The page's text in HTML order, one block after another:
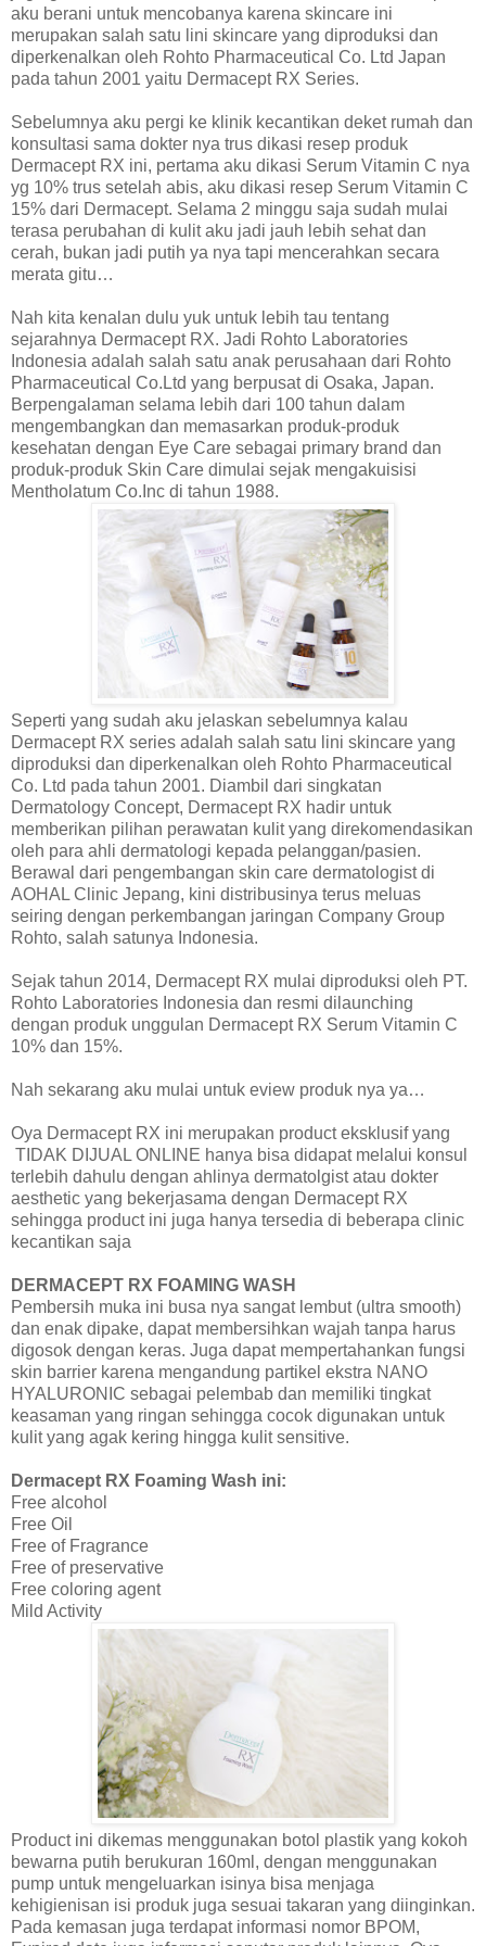
aku berani untuk mencobanya karena skincare ini
merupakan salah satu lini skincare yang diproduksi dan
diperkenalkan oleh Rohto Pharmaceutical Co. Ltd Japan
pada tahun 2001 yaitu Dermacept RX Series.
Sebelumnya aku pergi ke klinik kecantikan deket rumah dan
konsultasi sama dokter nya trus dikasi resep produk
Dermacept RX ini, pertama aku dikasi Serum Vitamin C nya
yg 10% trus setelah abis, aku dikasi resep Serum Vitamin C
15% dari Dermacept. Selama 2 minggu saja sudah mulai
terasa perubahan di kulit aku jadi jauh lebih sehat dan
cerah, bukan jadi putih ya nya tapi mencerahkan secara
merata gitu…
Nah kita kenalan dulu yuk untuk lebih tau tentang
sejarahnya Dermacept RX. Jadi Rohto Laboratories
Indonesia adalah salah satu anak perusahaan dari Rohto
Pharmaceutical Co.Ltd yang berpusat di Osaka, Japan.
Berpengalaman selama lebih dari 100 tahun dalam
mengembangkan dan memasarkan produk-produk
kesehatan dengan Eye Care sebagai primary brand dan
produk-produk Skin Care dimulai sejak mengakuisisi
Mentholatum Co.Inc di tahun 1988.
Seperti yang sudah aku jelaskan sebelumnya kalau
Dermacept RX series adalah salah satu lini skincare yang
diproduksi dan diperkenalkan oleh Rohto Pharmaceutical
Co. Ltd pada tahun 2001. Diambil dari singkatan
Dermatology Concept, Dermacept RX hadir untuk
memberikan pilihan perawatan kulit yang direkomendasikan
oleh para ahli dermatologi kepada pelanggan/pasien.
Berawal dari pengembangan skin care dermatologist di
AOHAL Clinic Jepang, kini distribusinya terus meluas
seiring dengan perkembangan jaringan Company Group
Rohto, salah satunya Indonesia.
Sejak tahun 2014, Dermacept RX mulai diproduksi oleh PT.
Rohto Laboratories Indonesia dan resmi dilaunching
dengan produk unggulan Dermacept RX Serum Vitamin C
10% dan 15%.
Nah sekarang aku mulai untuk eview produk nya ya…
Oya Dermacept RX ini merupakan product eksklusif yang
TIDAK DIJUAL ONLINE hanya bisa didapat melalui konsul
terlebih dahulu dengan ahlinya dermatolgist atau dokter
aesthetic yang bekerjasama dengan Dermacept RX
sehingga product ini juga hanya tersedia di beberapa clinic
kecantikan saja
DERMACEPT RX FOAMING WASH
Pembersih muka ini busa nya sangat lembut (ultra smooth)
dan enak dipake, dapat membersihkan wajah tanpa harus
digosok dengan keras. Juga dapat mempertahankan fungsi
skin barrier karena mengandung partikel ekstra NANO
HYALURONIC sebagai pelembab dan memiliki tingkat
keasaman yang ringan sehingga cocok digunakan untuk
kulit yang agak kering hingga kulit sensitive.
Dermacept RX Foaming Wash ini:
Free alcohol
Free Oil
Free of Fragrance
Free of preservative
Free coloring agent
Mild Activity
Product ini dikemas menggunakan botol plastik yang kokoh
bewarna putih berukuran 160ml, dengan menggunakan
pump untuk mengeluarkan isinya bisa menjaga
kehigienisan isi produk juga sesuai takaran yang diinginkan.
Pada kemasan juga terdapat informasi nomor BPOM,